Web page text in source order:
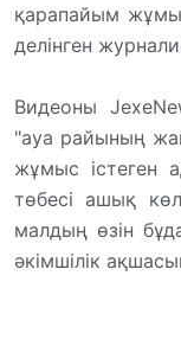
қарапайым
делінген
Видеоны
"ауа райының
жұмыс істеген
төбесі ашық
малдың өзін
әкімшілік